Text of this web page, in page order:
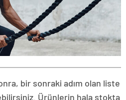
bir sonraki adım olan liste
Ürünlerin hala stokta